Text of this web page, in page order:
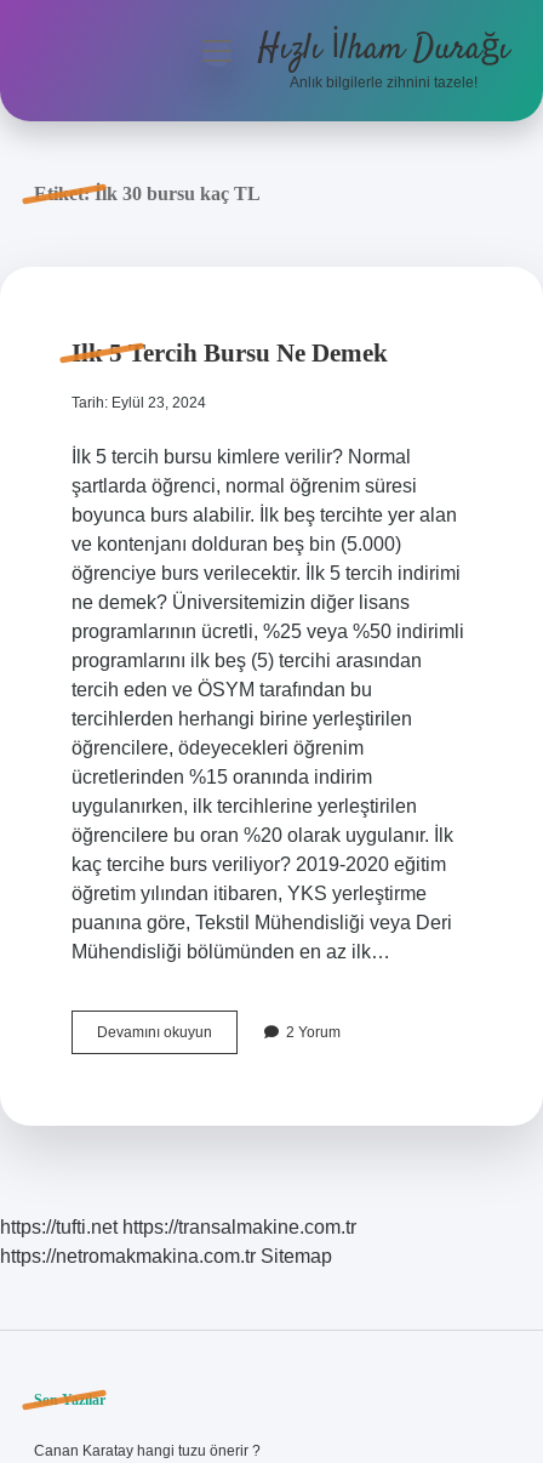
Anasayfa
menüyüHızlı İlham Durağı
Anlık bilgilerle zihnini tazele!
Etiket:İlk 30 bursu kaç TL
Ilk 5 Tercih Bursu Ne Demek
Tarih: Eylül 23, 2024
İlk 5 tercih bursu kimlere verilir? Normal
şartlarda öğrenci, normal öğrenim süresi
boyunca burs alabilir. İlk beş tercihte yer alan
ve kontenjanı dolduran beş bin (5.000)
öğrenciye burs verilecektir. İlk 5 tercih indirimi
ne demek? Üniversitemizin diğer lisans
programlarının ücretli, %25 veya %50 indirimli
programlarını ilk beş (5) tercihi arasından
tercih eden ve ÖSYM tarafından bu
tercihlerden herhangi birine yerleştirilen
öğrencilere, ödeyecekleri öğrenim
ücretlerinden %15 oranında indirim
uygulanırken, ilk tercihlerine yerleştirilen
öğrencilere bu oran %20 olarak uygulanır. İlk
kaç tercihe burs veriliyor? 2019-2020 eğitim
öğretim yılından itibaren, YKS yerleştirme
puanına göre, Tekstil Mühendisliği veya Deri
Mühendisliği bölümünden en az ilk…
Devamını okuyunIlk
5
2 Yorum
https://tufti.net https://transalmakine.com.tr
https://netromakmakina.com.tr Sitemap
Sidebar
Son Yazılar
Canan Karatay hangi tuzu önerir ?